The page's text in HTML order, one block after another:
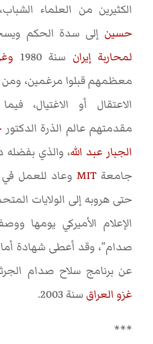
الكثيرين من العلماء
حسين إلى سدة الحكم
لمحاربة إيران سنة 1980
معظمهم قبلوا مرغمين،
الاعتقال أو الاغتيال،
مقدمتهم عالم الذرة الدكتور
الجبار عبد الله، والذي بفضله
جامعة MITوعاد للعمل في
الإعلام الأميركي يومها
صدام”، وقد أعطى شهادة
عن برنامج سلاح صدام
غزو العراق سنة 2003.
***